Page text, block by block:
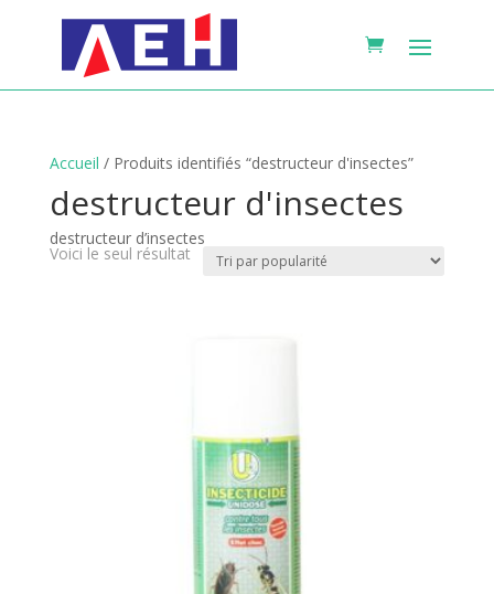
Accueil / Produits identifiés “destructeur d'insectes”
destructeur d'insectes
destructeur d’insectes
Voici le seul résultat